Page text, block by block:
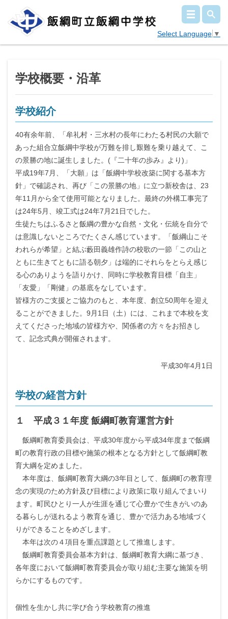
Select Language ▼
学校概要・沿革
学校紹介
40有余年前、「牟礼村・三水村の長年にわたる村民の大願で
あった組合立飯綱中学校が万難を排し艱難を乗り越えて、こ
の景勝の地に誕生しました。(『二十年の歩み』より)」
平成19年7月、「大願」は「飯綱中学校改築に関する基本方
針」で確認され、再び「この景勝の地」に立つ新校舎は、23
年11月から全て使用可能となりました。最終の外構工事完了
は24年5月、竣工式は24年7月21日でした。
生徒たちはふるさと飯綱の豊かな自然・文化・伝統を自分で
は意識しないところでたくさん感じています。「飯綱山こそ
われらが希望」と結ぶ藪田義雄作詩の校歌の一節「この山と
ともに生きてともに語る朝夕」は端的にそれらをとらえ感じ
る心のありようを語りかけ、同時に学校教育目標「自主」
「友愛」「剛健」の基底をなしています。
皆様方のご支援とご協力のもと、本年度、創立50周年を迎え
ることができました。9月1日（土）には、これまで本校を支
えてくださった地域の皆様方や、関係者の方々をお招きし
て、記念式典が開催されます。
平成30年4月1日
学校の経営方針
１ 平成３１年度 飯綱町教育運営方針
飯綱町教育委員会は、平成30年度から平成34年度まで飯綱
町の教育行政の目標や施策の根本となる方針として飯綱町教
育大綱を定めました。
本年度は、飯綱町教育大綱の3年目として、飯綱町の教育理
念の実現のため方針及び目標により政策に取り組んでまいり
ます。町民ひとり一人が生涯を通じて心豊かで生きがいのあ
る暮らしが送れるよう教育を通じ、豊かで活力ある地域づく
りができることをめざします。
本年は次の４項目を重点課題として推進します。
飯綱町教育委員会基本方針は、飯綱町教育大綱に基づき、
各年度において飯綱町教育委員会が取り組む主要な施策を明
らかにするものです。
個性を生かし共に学び合う学校教育の推進